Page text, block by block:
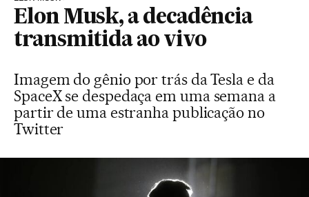
Elon Musk, a decadência
transmitida ao vivo
Imagem do gênio por trás da Tesla e da
SpaceX se despedaça em uma semana a
partir de uma estranha publicação no
Twitter